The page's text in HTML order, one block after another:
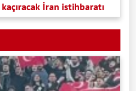
İran istihbaratı